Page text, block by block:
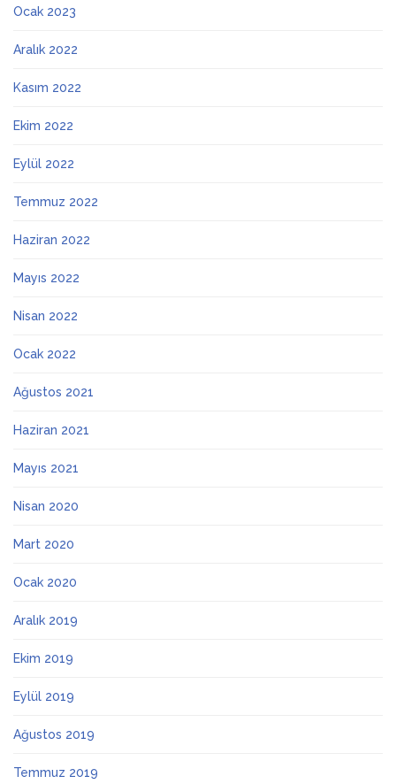
Ocak 2023
Aralık 2022
Kasım 2022
Ekim 2022
Eylül 2022
Temmuz 2022
Haziran 2022
Mayıs 2022
Nisan 2022
Ocak 2022
Ağustos 2021
Haziran 2021
Mayıs 2021
Nisan 2020
Mart 2020
Ocak 2020
Aralık 2019
Ekim 2019
Eylül 2019
Ağustos 2019
Temmuz 2019